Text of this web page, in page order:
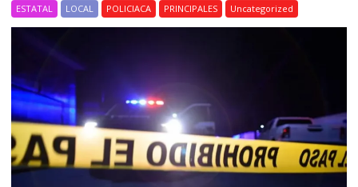
ESTATAL LOCAL POLICIACA PRINCIPALES Uncategorized